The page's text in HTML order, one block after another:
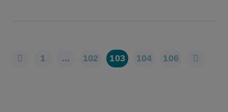
1 ... 102 103 104 106